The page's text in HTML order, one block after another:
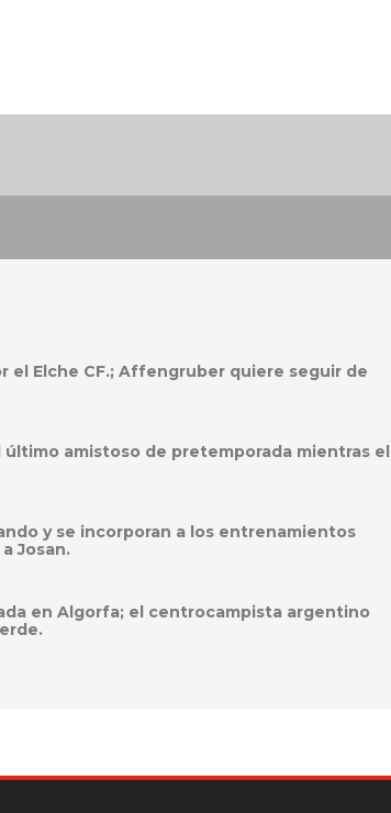
el Elche CF.; Affengruber quiere seguir de
amistoso de pretemporada mientras el
y se incorporan a los entrenamientos
Josan.
en Algorfa; el centrocampista argentino